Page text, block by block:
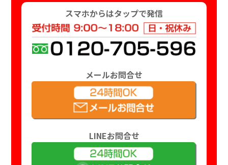
スマホからはタップで発信
メールお問合せ
LINEお問合せ